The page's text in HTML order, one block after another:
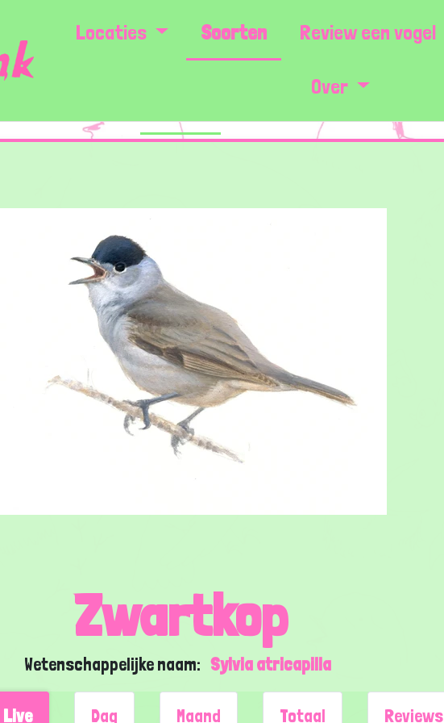
Locaties Soorten Review een vogel
Over
Zwartkop
Wetenschappelijke naam: Sylvia atricapilla
Live Dag Maand Totaal Reviews